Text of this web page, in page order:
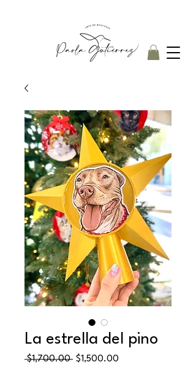
La estrella del pino
$1,700.00 Precio
$1,500.00